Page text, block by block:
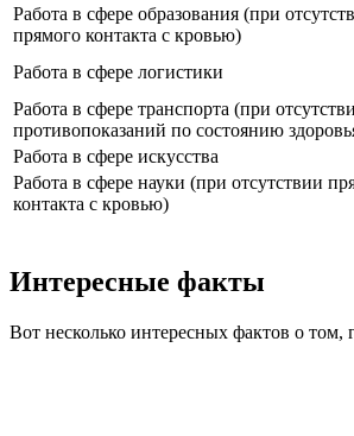
Работа в сфере образования (при
прямого контакта с кровью)
Работа в сфере логистики
Работа в сфере транспорта (при
противопоказаний по состоянию
Работа в сфере искусства
Работа в сфере науки (при отсутствии
контакта с кровью)
Интересные факты
Вот несколько интересных фактов о том,